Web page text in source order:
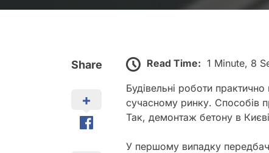
Share Read Time: 1 Minute, 8
Будівельні роботи
сучасному ринку. Способів
Так, демонтаж бетону в
У першому випадку